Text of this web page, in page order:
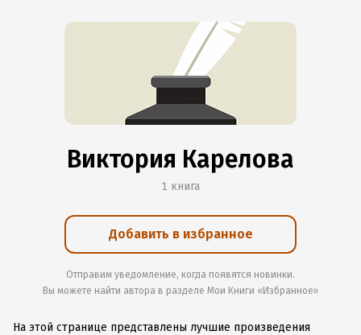
Виктория Карелова
1 книга
Добавить в избранное
Отправим уведомление, когда появятся новинки.
Вы можете найти автора в разделе Мои Книги «Избранное»
На этой странице представлены лучшие произведения